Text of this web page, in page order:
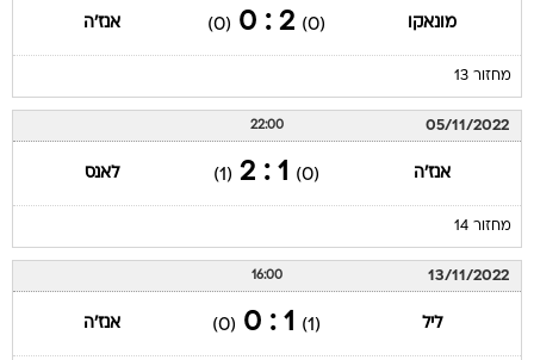
מונאקו (0)
2 : 0
(0) אנז'ה
מחזור 13
05/11/2022
22:00
אנז'ה (0)
1 : 2
(1) לאנס
מחזור 14
13/11/2022
16:00
ליל (1)
1 : 0
(0) אנז'ה